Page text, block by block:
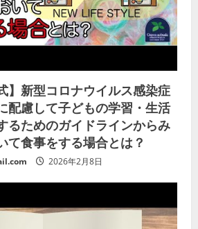
】新型コロナウイルス感染症
配慮して子どもの学習・生活
るためのガイドラインからみ
て食事をする場合とは？
2026年2月8日